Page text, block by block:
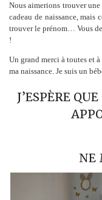
Nous aimerions trouver
cadeau de naissance, mais
trouver le prénom… Vous
!
Un grand merci à toutes et
ma naissance. Je suis un
J’ESPÈRE
NE